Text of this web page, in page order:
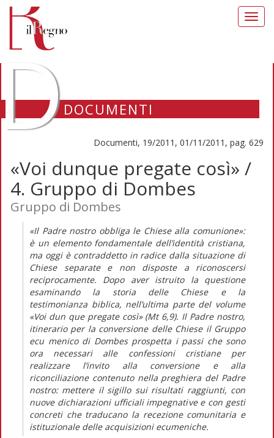
DOCUMENTI
Documenti, 19/2011, 01/11/2011, pag. 629
«Voi dunque pregate così» /
4. Gruppo di Dombes
Gruppo di Dombes
«Il Padre nostro obbliga le Chiese alla comunione»:
è un elemento fondamentale dell’identità cristiana,
ma oggi è contraddetto in radice dalla situazione di
Chiese separate e non disposte a riconoscersi
reciprocamente. Dopo aver istruito la questione
esaminando la storia delle Chiese e la
testimonianza biblica, nell’ultima parte del volume
«Voi dun que pregate così» (Mt 6,9). Il Padre nostro,
itinerario per la conversione delle Chiese il Gruppo
ecu menico di Dombes prospetta i passi che sono
ora necessari alle confessioni cristiane per
realizzare l’invito alla conversione e alla
riconciliazione contenuto nella preghiera del Padre
nostro: mettere il sigillo sui risultati raggiunti, con
nuove dichiarazioni ufficiali impegnative e con gesti
concreti che traducano la recezione comunitaria e
istituzionale delle acquisizioni ecumeniche.